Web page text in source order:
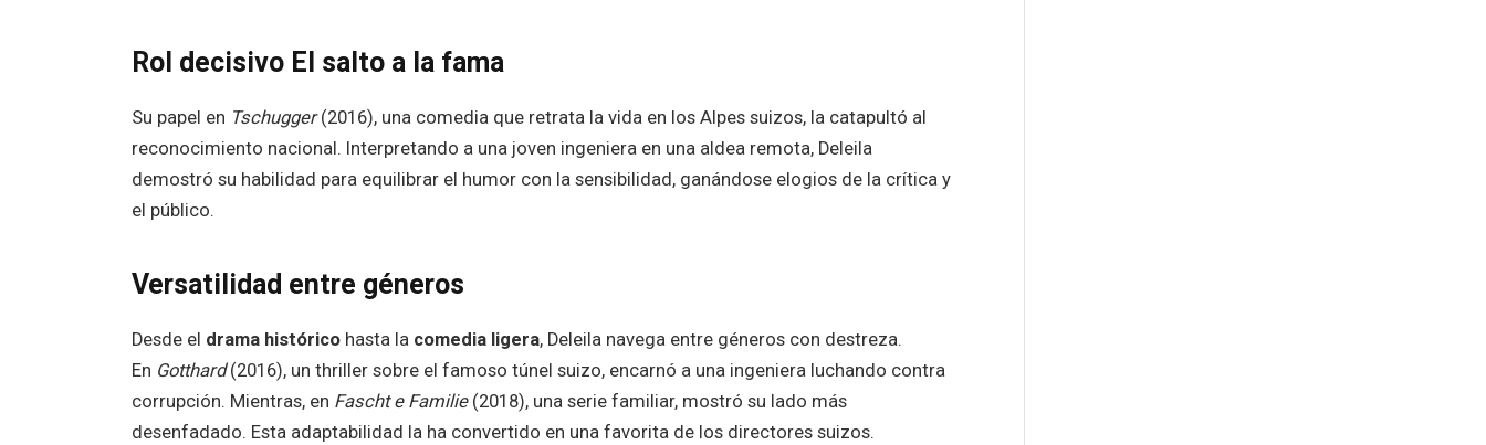
Rol decisivo El salto a la fama
Su papel en Tschugger(2016), una comedia que retrata la vida en los Alpes suizos, la catapultó al
reconocimiento nacional. Interpretando a una joven ingeniera en una aldea remota, Deleila
demostró su habilidad para equilibrar el humor con la sensibilidad, ganándose elogios de la crítica y
el público.
Versatilidad entre géneros
Desde el drama históricohasta la comedia ligera, Deleila navega entre géneros con destreza.
En Gotthard(2016), un thriller sobre el famoso túnel suizo, encarnó a una ingeniera luchando contra
corrupción. Mientras, en Fascht e Familie(2018), una serie familiar, mostró su lado más
desenfadado. Esta adaptabilidad la ha convertido en una favorita de los directores suizos.